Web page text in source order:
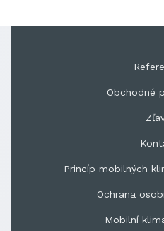
Obchodné
Princíp mobilných
Ochrana
Mobilní